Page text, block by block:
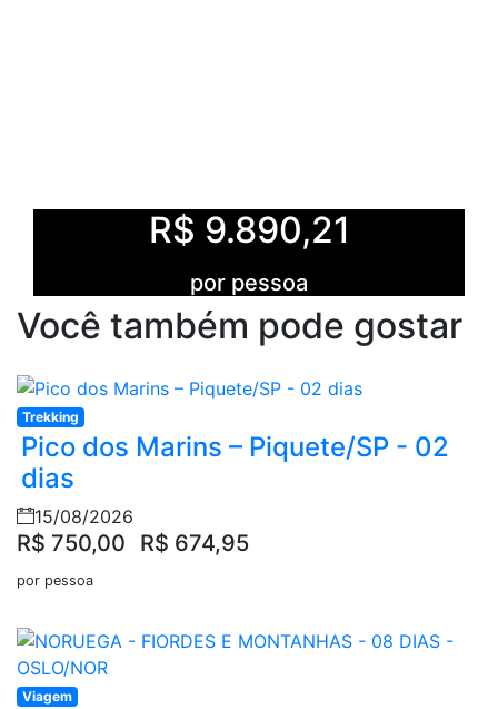
R$ 9.890,21
por pessoa
Você também pode gostar
Trekking
Pico dos Marins – Piquete/SP - 02
dias
15/08/2026
R$ 750,00 R$ 674,95
por pessoa
Viagem